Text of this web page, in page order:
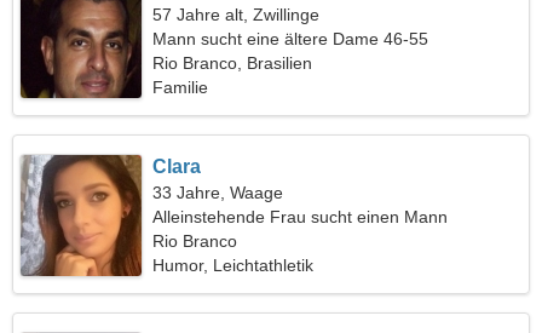
57 Jahre alt, Zwillinge
Mann sucht eine ältere Dame 46-55
Rio Branco, Brasilien
Familie
Clara
33 Jahre, Waage
Alleinstehende Frau sucht einen Mann
Rio Branco
Humor, Leichtathletik